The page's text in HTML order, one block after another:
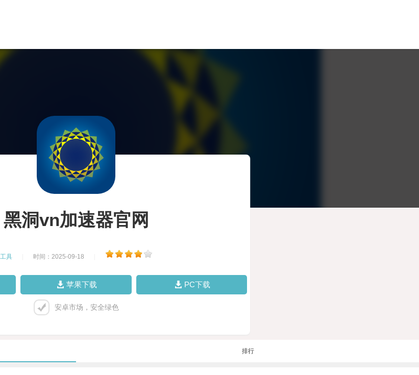
黑洞vn加速器官网
工具 时间：2025-09-18
苹果下载 PC下载
安卓市场，安全绿色
排行